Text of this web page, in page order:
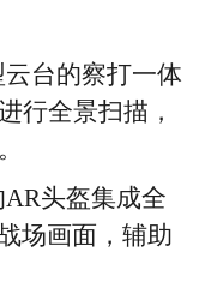
台的察打一体
行全景扫描，
AR头盔集成全
场画面，辅助